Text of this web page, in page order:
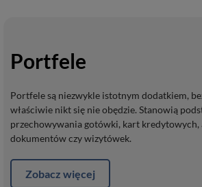
Portfele
Portfele są niezwykle istotnym dodatkiem,
właściwie nikt się nie obędzie. Stanowią
przechowywania gotówki, kart kredytowych,
dokumentów czy wizytówek.
Zobacz więcej